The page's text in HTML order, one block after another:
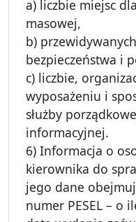
a) liczbie miejsc
masowej,
b)
bezpieczeństwa i
c) liczbie,
wyposażeniu i
służby
informacyjnej.
6) Informacja o
kierownika do
jego dane
numer PESEL – o